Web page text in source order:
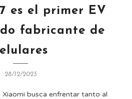
es el primer EV
fabricante de
28/12/2023
Xiaomi busca enfrentar tanto al